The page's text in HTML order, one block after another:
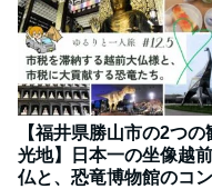
【福井県勝山市の2つの
光地】日本一の坐像越
仏と、恐竜博物館のコ